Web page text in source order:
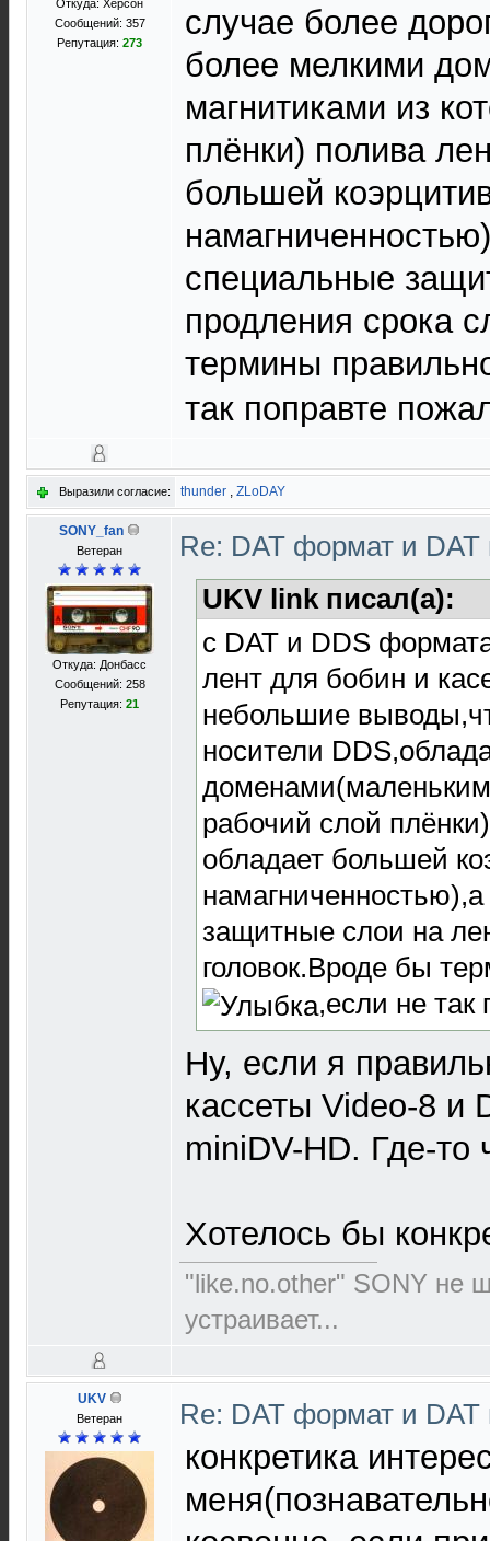
Откуда: Херсон
Сообщений: 357
Репутация: 273
случае более
более мелкими
магнитиками из
плёнки) полива
большей
специальные
продления срока
термины
так поправте
Выразили согласие: thunder , ZLoDAY
SONY_fan
Ветеран
Откуда: Донбасс
Сообщений: 258
Репутация: 21
Re: DAT формат и
UKV link писал(а):
с DAT и DDS
лент для бобин и
небольшие
носители
рабочий слой
обладает большей
защитные слои на
головок.Вроде бы
,если не так
Ну, если я
кассеты Video-8 и
miniDV-HD. Где-то
Хотелось бы
"like.no.other" SONY не
устраивает...
UKV
Ветеран Re: DAT формат и
конкретика